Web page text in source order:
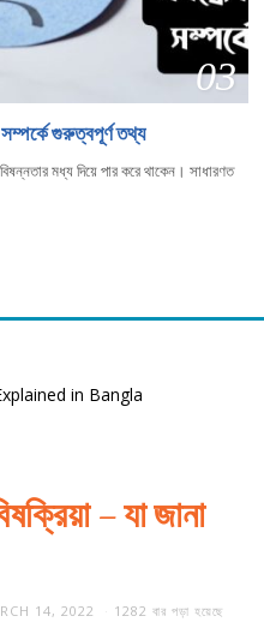
03
গুরুত্বপূর্ণ তথ্য
মধ্য দিয়ে পার করে থাকেন। সাধারণত
– যা জানা
14, 2022 1282 বার পড়া হয়েছে